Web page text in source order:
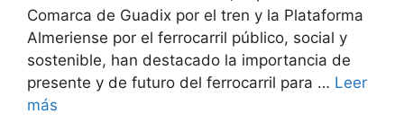
Comarca de Guadix por el tren y la Plataforma
Almeriense por el ferrocarril público, social y
sostenible, han destacado la importancia de
presente y de futuro del ferrocarril para … Leer
más